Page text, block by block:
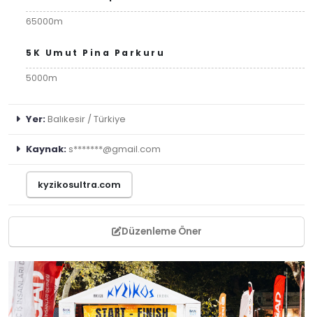
65000m
5K Umut Pina Parkuru
5000m
Yer:Balıkesir / Türkiye
Kaynak: s*******@gmail.com
kyzikosultra.com
Düzenleme Öner